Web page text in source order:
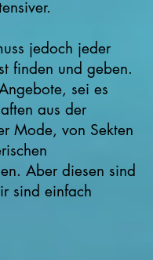
jedoch jeder
finden und geben.
sei es
aus der
Mode, von Sekten
Aber diesen sind
sind einfach